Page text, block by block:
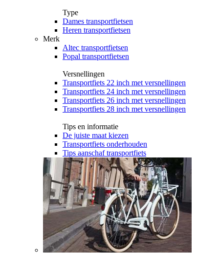
Type
Dames transportfietsen
Heren transportfietsen
Merk
Altec transportfietsen
Popal transportfietsen
Versnellingen
Transportfiets 22 inch met versnellingen
Transportfiets 24 inch met versnellingen
Transportfiets 26 inch met versnellingen
Transportfiets 28 inch met versnellingen
Tips en informatie
De juiste maat kiezen
Transportfiets onderhouden
Tips aanschaf transportfiets